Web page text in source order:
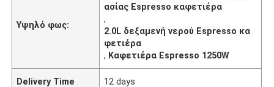
Υψηλό φως:
ασίας Espresso καφετιέρα
,
2.0L δεξαμενή νερού Espresso κα
φετιέρα
, Καφετιέρα Espresso 1250W
Delivery Time 12 days